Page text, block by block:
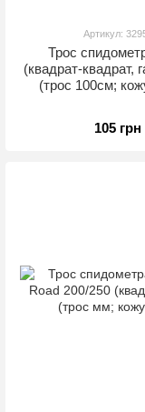
Артикул:
Трос
(квадрат-квадрат,
(трос 100см;
105 грн